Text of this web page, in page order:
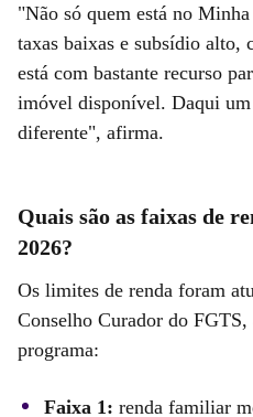
"Não só quem está no
taxas baixas e subsídio alto,
está com bastante recurso
imóvel disponível. Daqui um
diferente", afirma.
Quais são as faixas de
2026?
Os limites de renda foram
Conselho Curador do
programa:
Faixa 1: renda familiar